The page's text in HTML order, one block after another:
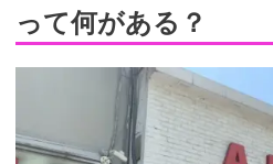
って何がある？